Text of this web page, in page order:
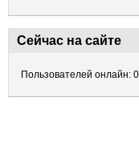
Сейчас на сайте
Пользователей онлайн: